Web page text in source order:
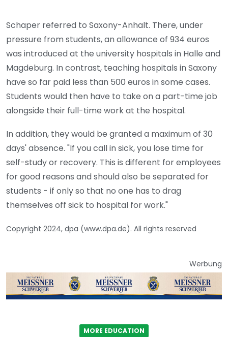
Schaper referred to Saxony-Anhalt. There, under
pressure from students, an allowance of 934 euros
was introduced at the university hospitals in Halle and
Magdeburg. In contrast, teaching hospitals in Saxony
have so far paid less than 500 euros in some cases.
Students would then have to take on a part-time job
alongside their full-time work at the hospital.
In addition, they would be granted a maximum of 30
days' absence. "If you call in sick, you lose time for
self-study or recovery. This is different for employees
for good reasons and should also be separated for
students - if only so that no one has to drag
themselves off sick to hospital for work."
Copyright 2024, dpa (www.dpa.de). All rights reserved
Werbung
MORE EDUCATION